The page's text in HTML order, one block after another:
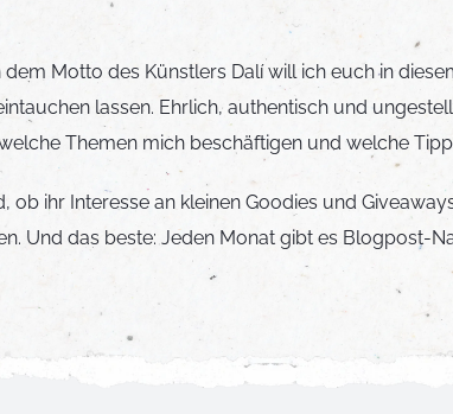
Motto des Künstlers Dalí will ich euch in
lassen. Ehrlich, authentisch und
Themen mich beschäftigen und welche
ihr Interesse an kleinen Goodies und
Und das beste: Jeden Monat gibt es Blogpost-